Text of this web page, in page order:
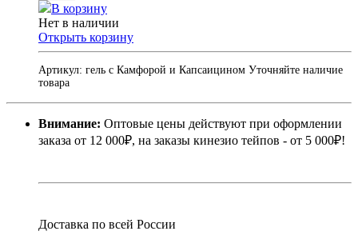
В корзину
Нет в наличии
Открыть корзину
Артикул: гель с Камфорой и Капсаицином Уточняйте наличие
товара
Внимание: Оптовые цены действуют при оформлении
заказа от 12 000₽, на заказы кинезио тейпов - от 5 000₽!
Доставка по всей России